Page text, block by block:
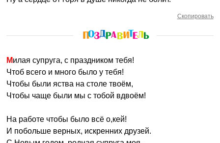
Скопировать
Милая супруга, с праздником тебя!
Чтоб всего и много было у тебя!
Чтобы были яства на столе твоём,
Чтобы чаще были мы с тобой вдвоём!
На работе чтобы было всё о,кей!
И побольше верных, искренних друзей.